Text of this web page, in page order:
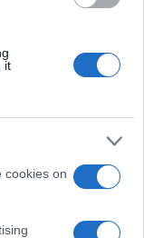
it
cookies on
αίματος” –
του